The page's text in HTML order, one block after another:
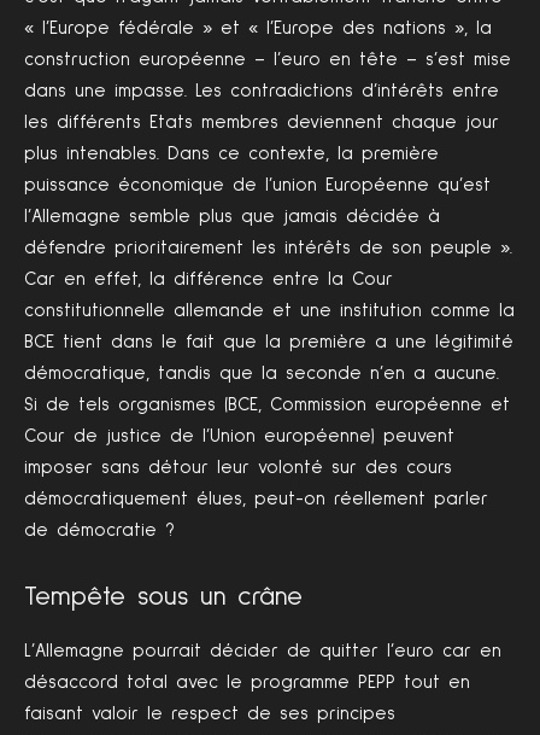
« l’Europe fédérale » et « l’Europe des nations », la
construction européenne – l’euro en tête – s’est mise
dans une impasse. Les contradictions d’intérêts entre
les différents Etats membres deviennent chaque jour
plus intenables. Dans ce contexte, la première
puissance économique de l’union Européenne qu’est
l’Allemagne semble plus que jamais décidée à
défendre prioritairement les intérêts de son peuple ».
Car en effet, la différence entre la Cour
constitutionnelle allemande et une institution comme la
BCE tient dans le fait que la première a une légitimité
démocratique, tandis que la seconde n’en a aucune.
Si de tels organismes (BCE, Commission européenne et
Cour de justice de l’Union européenne) peuvent
imposer sans détour leur volonté sur des cours
démocratiquement élues, peut-on réellement parler
de démocratie ?
Tempête sous un crâne
L’Allemagne pourrait décider de quitter l’euro car en
désaccord total avec le programme PEPP tout en
faisant valoir le respect de ses principes